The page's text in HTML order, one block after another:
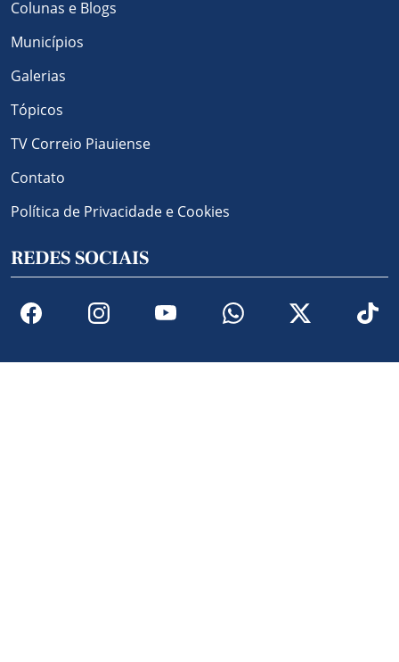
Colunas e Blogs
Municípios
Galerias
Tópicos
TV Correio Piauiense
Contato
Política de Privacidade e Cookies
REDES SOCIAIS